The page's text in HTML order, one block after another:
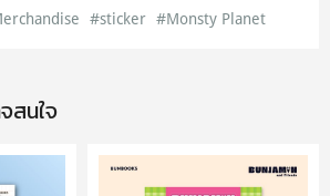
#sticker #Monsty Planet
สนใจ